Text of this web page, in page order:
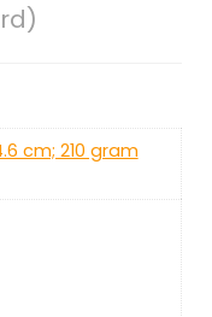
cm; 210 gram